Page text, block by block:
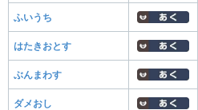
ふいうち
はたきおとす
ぶんまわす
ダメおし